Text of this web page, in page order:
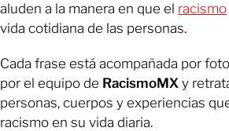
aluden a la manera en que el racismo
vida cotidiana de las personas.
Cada frase está acompañada por
por el equipo de RacismoMX y
personas, cuerpos y experiencias
racismo en su vida diaria.